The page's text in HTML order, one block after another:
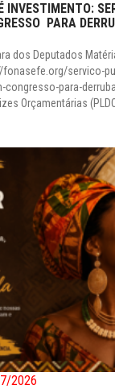
INVESTIMENTO:
PARA
dos Deputados
fonasefe.org/servico-
congresso-para-
Orçamentárias
2026